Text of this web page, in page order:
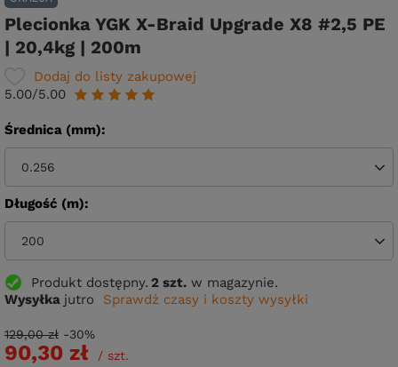
Plecionka YGK X-Braid Upgrade X8 #2,5 PE
| 20,4kg | 200m
5.00/5.00
Dodaj do listy zakupowej
Średnica (mm)
0.256
Długość (m)
200
Produkt dostępny 2 szt. w magazynie.
Wysyłka jutro Sprawdź czasy i koszty wysyłki
90,30 zł / szt.
129,00 zł -30%